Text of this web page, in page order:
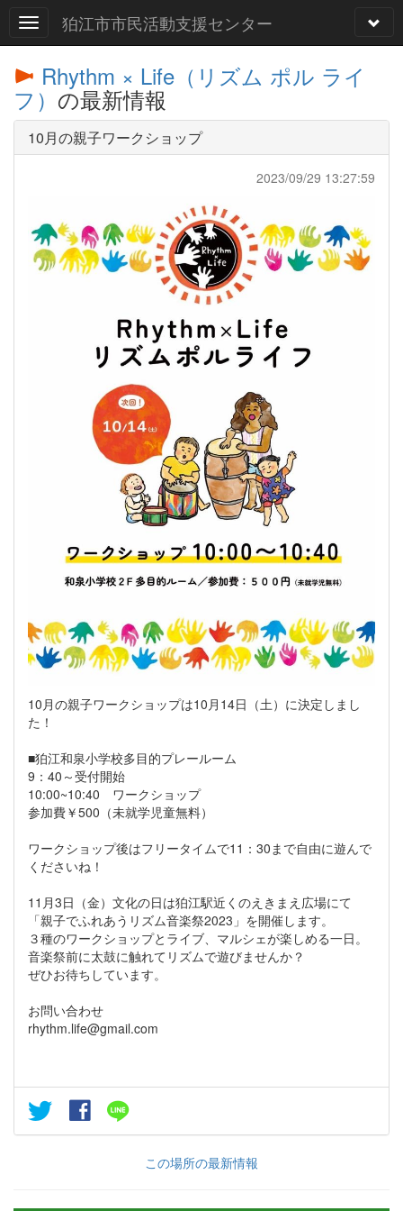
狛江市市民活動支援センター
Rhythm × Life（リズム ポル ライ
フ） の最新情報
10月の親子ワークショップ
2023/09/29 13:27:59
10月の親子ワークショップは10月14日（土）に決定しまし
た！
■狛江和泉小学校多目的プレールーム
9：40～受付開始
10:00~10:40 ワークショップ
参加費￥500（未就学児童無料）
ワークショップ後はフリータイムで11：30まで自由に遊んで
くださいね！
11月3日（金）文化の日は狛江駅近くのえきまえ広場にて
「親子でふれあうリズム音楽祭2023」を開催します。
３種のワークショップとライブ、マルシェが楽しめる一日。
音楽祭前に太鼓に触れてリズムで遊びませんか？
ぜひお待ちしています。
お問い合わせ
rhythm.life@gmail.com
この場所の最新情報